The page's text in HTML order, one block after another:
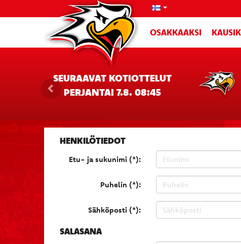
OSAKKAAKSI
SEURAAVAT KOTIOTTELUT
PERJANTAI 7.8. 08:45
HENKILÖTIEDOT
Etu- ja sukunimi (*):
Puhelin (*):
Sähköposti (*):
SALASANA